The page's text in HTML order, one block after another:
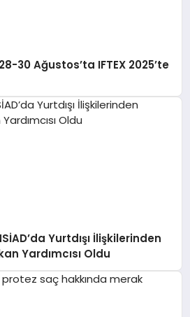
30 Ağustos’ta IFTEX 2025’te
Yurtdışı İlişkilerinden
Yardımcısı Oldu